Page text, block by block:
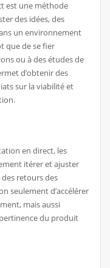
est une méthode
des idées, des
un environnement
que de se fier
ou à des études de
d’obtenir des
sur la viabilité et
en direct, les
itérer et ajuster
retours des
seulement d’accélérer
mais aussi
du produit